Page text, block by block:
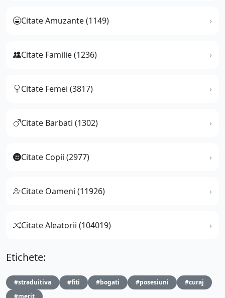
Citate Amuzante (1149)
Citate Familie (1236)
Citate Femei (3817)
Citate Barbati (1302)
Citate Copii (2977)
Citate Oameni (11926)
Citate Aleatorii (104019)
Etichete:
#straduitiva #fiti #bogati #posesiuni
#curaj
#merit